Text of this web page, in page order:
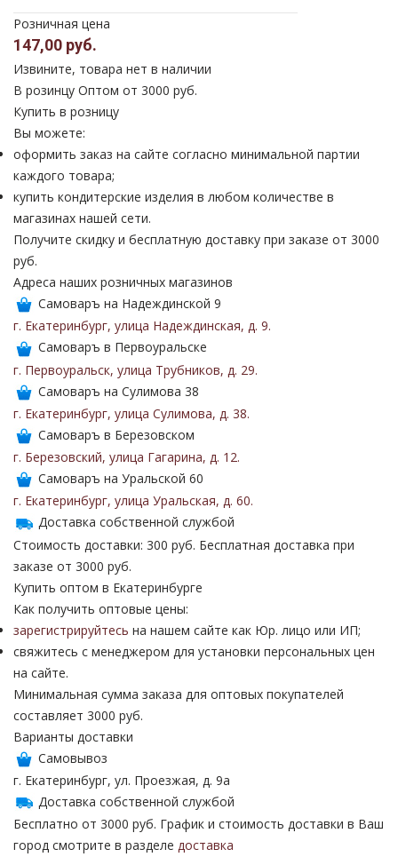
Розничная цена
147,00 руб.
Извините, товара нет в наличии
В розинцу Оптом от 3000 руб.
Купить в розницу
Вы можете:
оформить заказ на сайте согласно минимальной партии
каждого товара;
купить кондитерские изделия в любом количестве в
магазинах нашей сети.
Получите скидку и бесплатную доставку при заказе от 3000
руб.
Адреса наших розничных магазинов
Самоваръ на Надеждинской 9
г. Екатеринбург, улица Надеждинская, д. 9.
Самоваръ в Первоуральске
г. Первоуральск, улица Трубников, д. 29.
Самоваръ на Сулимова 38
г. Екатеринбург, улица Сулимова, д. 38.
Самоваръ в Березовском
г. Березовский, улица Гагарина, д. 12.
Самоваръ на Уральской 60
г. Екатеринбург, улица Уральская, д. 60.
Доставка собственной службой
Стоимость доставки: 300 руб. Бесплатная доставка при
заказе от 3000 руб.
Купить оптом в Екатеринбурге
Как получить оптовые цены:
зарегистрируйтесь на нашем сайте как Юр. лицо или ИП;
свяжитесь с менеджером для установки персональных цен
на сайте.
Минимальная сумма заказа для оптовых покупателей
составляет 3000 руб.
Варианты доставки
Самовывоз
г. Екатеринбург, ул. Проезжая, д. 9а
Доставка собственной службой
Бесплатно от 3000 руб. График и стоимость доставки в Ваш
город смотрите в разделе доставка